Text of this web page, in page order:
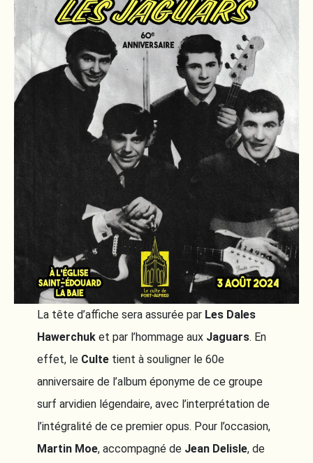
La tête d’affiche sera assurée par Les Dales
Hawerchuket par l’hommage aux Jaguars. En
effet, le Cultetient à souligner le 60e
anniversaire de l’album éponyme de ce groupe
surf arvidien légendaire, avec l’interprétation de
l’intégralité de ce premier opus. Pour l’occasion,
Martin Moe, accompagné de Jean Delisle, de